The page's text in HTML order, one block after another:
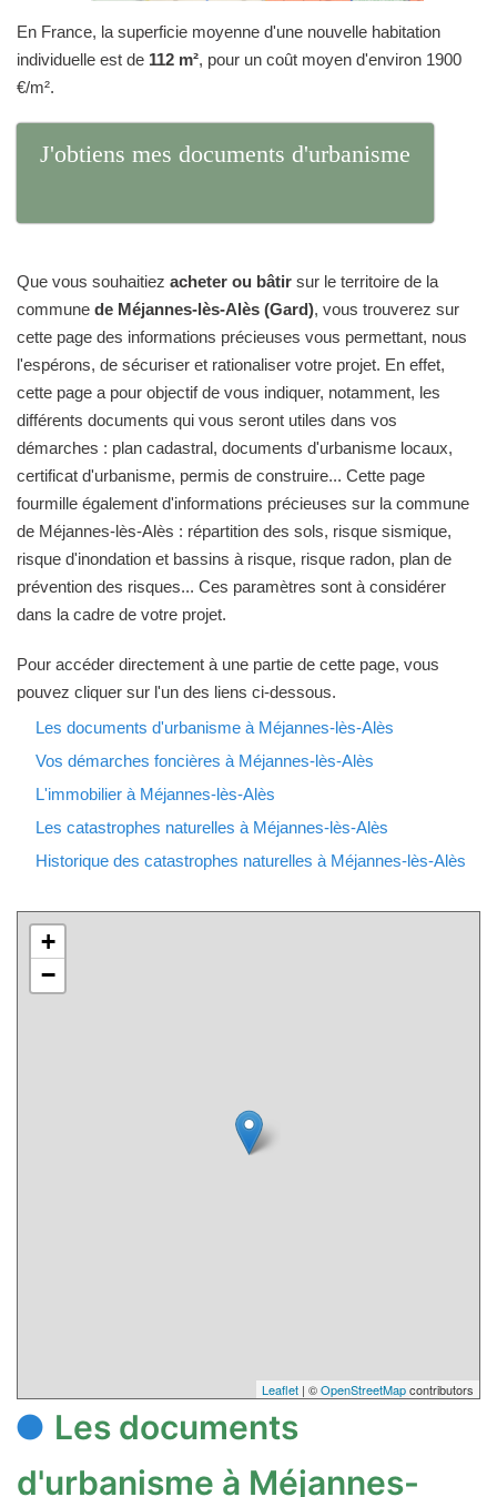
En France, la superficie moyenne d'une nouvelle habitation
individuelle est de 112 m², pour un coût moyen d'environ 1900
€/m².
J'obtiens mes documents d'urbanisme
Que vous souhaitiez acheter ou bâtir sur le territoire de la
commune de Méjannes-lès-Alès (Gard), vous trouverez sur
cette page des informations précieuses vous permettant, nous
l'espérons, de sécuriser et rationaliser votre projet. En effet,
cette page a pour objectif de vous indiquer, notamment, les
différents documents qui vous seront utiles dans vos
démarches : plan cadastral, documents d'urbanisme locaux,
certificat d'urbanisme, permis de construire... Cette page
fourmille également d'informations précieuses sur la commune
de Méjannes-lès-Alès : répartition des sols, risque sismique,
risque d'inondation et bassins à risque, risque radon, plan de
prévention des risques... Ces paramètres sont à considérer
dans la cadre de votre projet.
Pour accéder directement à une partie de cette page, vous
pouvez cliquer sur l'un des liens ci-dessous.
Les documents d'urbanisme à Méjannes-lès-Alès
Vos démarches foncières à Méjannes-lès-Alès
L'immobilier à Méjannes-lès-Alès
Les catastrophes naturelles à Méjannes-lès-Alès
Historique des catastrophes naturelles à Méjannes-lès-Alès
+
−
Leaflet | ©OpenStreetMapcontributors
Les documents
d'urbanisme à Méjannes-